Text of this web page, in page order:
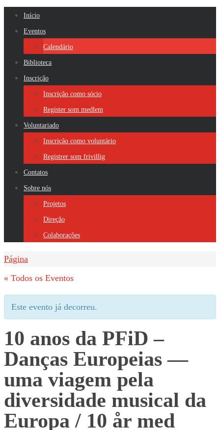
Skip
Início
Eventos
Calendário
Biblioteca
Inscrição
Inscrição como sócio
Register som medlem
Voluntariado
Inscrição como voluntário
Registrer som frivillig
Contatos
Sobre nós
Projetos
Direção
Colaborações
Home
Página
« Todos os Eventos
Este evento já decorreu.
10 anos da PFiD –
Danças Europeias —
uma viagem pela
diversidade musical da
Europa / 10 år med